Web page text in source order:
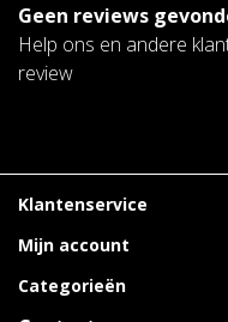
Geen reviews
Help ons en andere
review
Klantenservice
Mijn account
Categorieën